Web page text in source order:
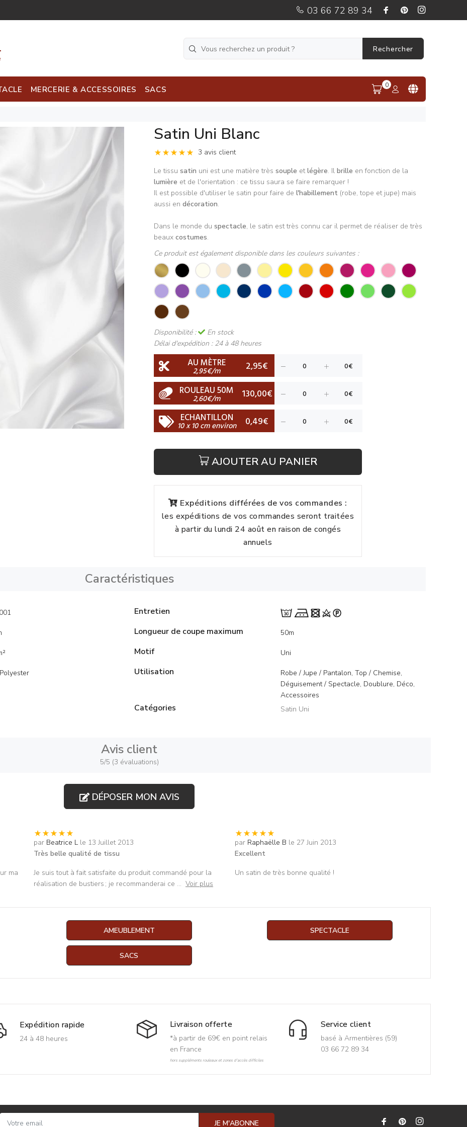
03 66 72 89 34
Rechercher
MERCERIE & ACCESSOIRES SACS 0
Satin Uni Blanc
3 avis client
Le tissu satin uni est une matière très souple etlégère. Il brille en fonction de la
lumière et de l'orientation : ce tissu saura se faire remarquer !
Il est possible d'utiliser le satin pour faire de l'habillement (robe, tope et jupe) mais
aussi en décoration.
Dans le monde du spectacle, le satin est très connu car il permet de réaliser de très
beaux costumes.
Ce produit est également disponible dans les couleurs suivantes :
Disponibilité :
En stock
Délai d'expédition : 24 à 48 heures
AU MÈTRE
2,95€/m 2,95€
ROULEAU 50M
2,60€/m 130,00€
ECHANTILLON
10 x 10 cm environ 0,49€
AJOUTER AU PANIER
Expéditions différées de vos commandes :
les expéditions de vos commandes seront traitées
à partir du lundi 24 août en raison de congés
annuels
Caractéristiques
Entretien
Longueur de coupe maximum
50m
Motif Uni
Utilisation
Robe / Jupe / Pantalon, Top / Chemise,
Déguisement / Spectacle, Doublure, Déco,
Accessoires
Catégories Satin Uni
Avis client
5/5 (3 évaluations)
DÉPOSER MON AVIS
ma
par Beatrice L le 13 Juillet 2013
Très belle qualité de tissu
Je suis tout à fait satisfaite du produit commandé pour la
réalisation de bustiers ; je recommanderai ce ... Voir plus
par Raphaëlle B le 27 Juin 2013
Excellent
Un satin de très bonne qualité !
AMEUBLEMENT SPECTACLE
SACS
Expédition rapide
24 à 48 heures
Livraison offerte
*à partir de 69€ en point relais
en France
hors suppléments rouleaux et zones d'accès difficiles
Service client
basé à Armentières (59)
03 66 72 89 34
JE M'ABONNE